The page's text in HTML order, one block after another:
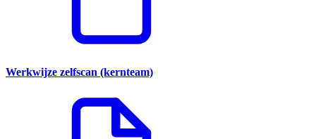
Werkwijze zelfscan (kernteam)